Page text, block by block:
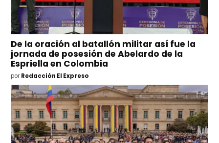
De la oración al batallón militar así fue la
jornada de posesión de Abelardo de la
Espriella en Colombia
por Redacción El Expreso